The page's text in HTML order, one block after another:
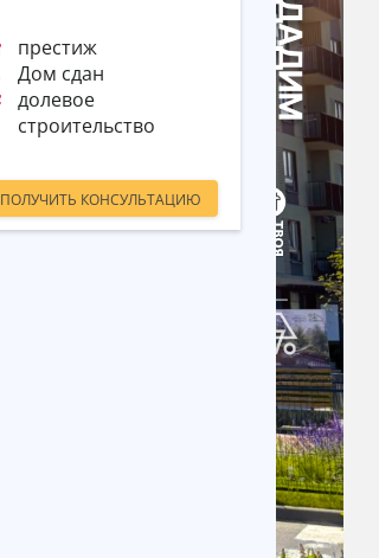
престиж
Дом сдан
долевое
строительство
ПОЛУЧИТЬ КОНСУЛЬТАЦИЮ